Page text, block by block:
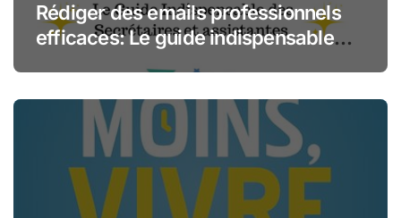
Rédiger des emails professionnels
efficaces: Le guide indispensable
des assistantes et secrétaires